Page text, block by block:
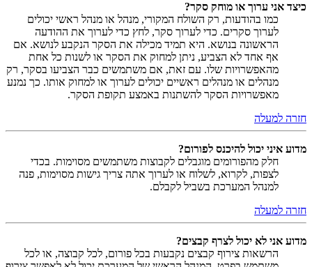
כיצד אני ערוך או מוחק סקר?
כמו בהודעות, רק השולח המקורי, מנהל או מנהל ראשי יכולים
לערוך סקרים. כדי לערוך סקר, לחץ כדי לערוך את ההודעה
הראשונה בנושא. היא תמיד מכילה את הסקר הנקבע לנושא. אם
אף אחד לא הצביע, ניתן למחוק את הסקר או לשנות כל אחת
מהאפשרויות שלו. עם זאת, אם משתמשים כבר הצביעו בסקר, רק
מנהלים או מנהלים ראשיים יכולים לערוך או למחוק אותו. כך נמנע
מאפשרויות הסקר להשתנות באמצע תקופת הסקר.
חזרה למעלה
מדוע איני יכול להיכנס לפורום?
חלק מהפורומים מוגבלים לקבוצות משתמשים מסוימות. בכדי
לצפות, לקרוא, לשלוח או לערוך אתה צריך גישות מסוימות, פנה
למנהל המערכת בשביל לקבלם.
חזרה למעלה
מדוע אני לא יכול לצרף קבצים?
הרשאות צירוף קבצים נקבעות בכל פורום, לכל קבוצה, או לכל